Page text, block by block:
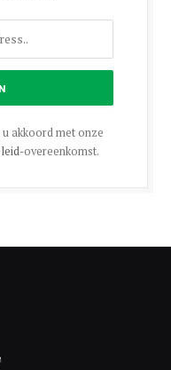
akkoord met onze
-overeenkomst.